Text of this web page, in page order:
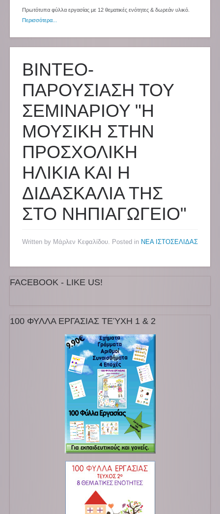
Πρωτότυπα φύλλα εργασίας με 12 θεματικές ενότητες & δωρεάν υλικό.
Περισσότερα...
ΒΙΝΤΕΟ-
ΠΑΡΟΥΣΙΑΣΗ ΤΟΥ
ΣΕΜΙΝΑΡΙΟΥ "Η
ΜΟΥΣΙΚΗ ΣΤΗΝ
ΠΡΟΣΧΟΛΙΚΗ
ΗΛΙΚΙΑ ΚΑΙ Η
ΔΙΔΑΣΚΑΛΙΑ ΤΗΣ
ΣΤΟ ΝΗΠΙΑΓΩΓΕΙΟ"
Written by Μάρλεν Κεφαλίδου. Posted in ΝΕΑ ΙΣΤΟΣΕΛΙΔΑΣ
FACEBOOK - LIKE US!
100 ΦΥΛΛΑ ΕΡΓΑΣΙΑΣ ΤΕΎΧΗ 1 & 2